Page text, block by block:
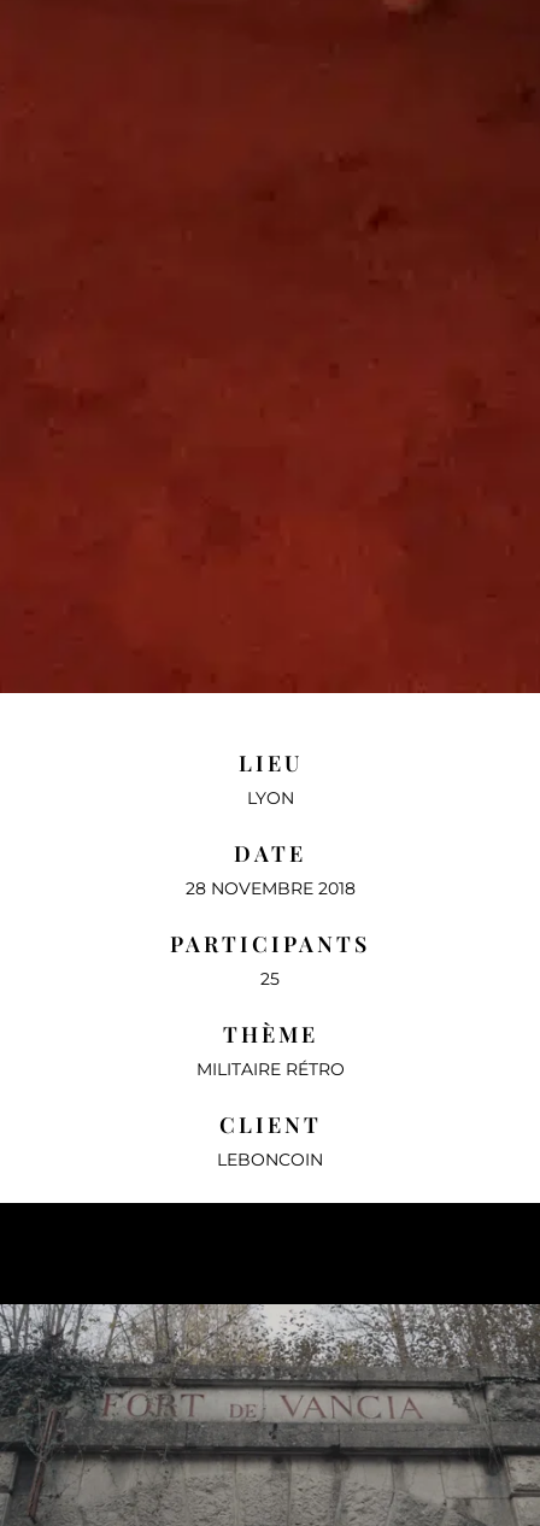
LIEU
LYON
DATE
28 NOVEMBRE 2018
PARTICIPANTS
25
THÈME
MILITAIRE RÉTRO
CLIENT
LEBONCOIN